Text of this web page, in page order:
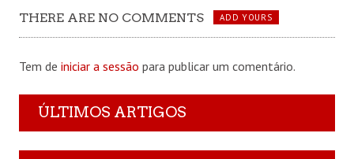
THERE ARE NO COMMENTS ADD YOURS
Tem de iniciar a sessão para publicar um comentário.
ÚLTIMOS ARTIGOS